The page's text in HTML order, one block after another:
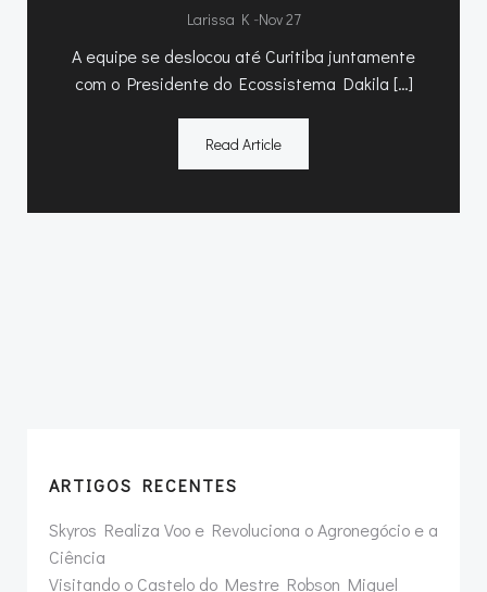
Larissa K -Nov 27
A equipe se deslocou até Curitiba juntamente
com o Presidente do Ecossistema Dakila […]
Read Article
ARTIGOS RECENTES
Skyros Realiza Voo e Revoluciona o Agronegócio e a
Ciência
Visitando o Castelo do Mestre Robson Miguel